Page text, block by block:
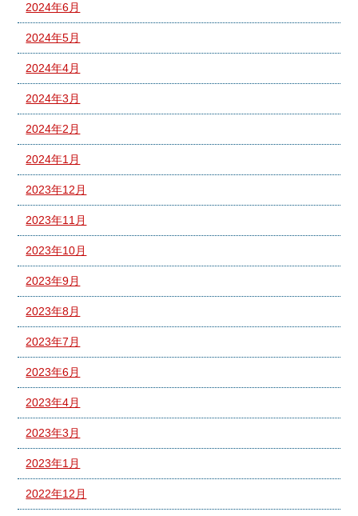
2024年6月
2024年5月
2024年4月
2024年3月
2024年2月
2024年1月
2023年12月
2023年11月
2023年10月
2023年9月
2023年8月
2023年7月
2023年6月
2023年4月
2023年3月
2023年1月
2022年12月